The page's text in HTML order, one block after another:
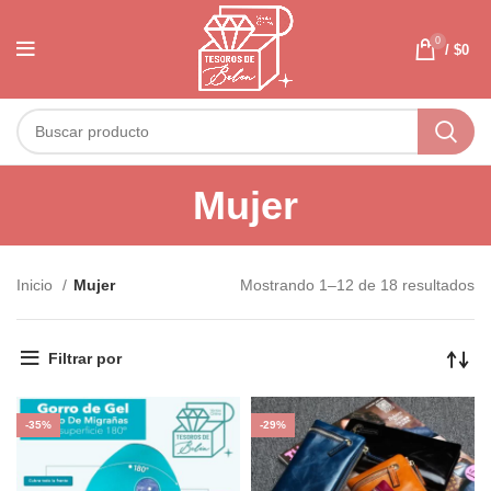
0
/ $0
Mujer
Inicio Mujer Mostrando 1–12 de 18 resultados
Filtrar por
-35% -29%